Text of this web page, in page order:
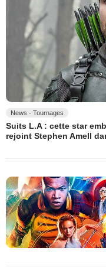
News - Tournages
Suits L.A : cette star
rejoint Stephen Amell